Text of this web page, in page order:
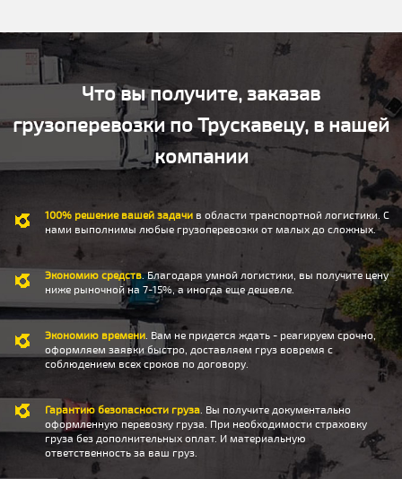
Что вы получите, заказав
грузоперевозки по Трускавецу, в нашей
компании
100% решение вашей задачи в области транспортной логистики. С
нами выполнимы любые грузоперевозки от малых до сложных.
Экономию средств. Благодаря умной логистики, вы получите цену
ниже рыночной на 7-15%, а иногда еще дешевле.
Экономию времени . Вам не придется ждать - реагируем срочно,
оформляем заявки быстро, доставляем груз вовремя с
соблюдением всех сроков по договору.
Гарантию безопасности груза . Вы получите документально
оформленную перевозку груза. При необходимости страховку
груза без дополнительных оплат. И материальную
ответственность за ваш груз.